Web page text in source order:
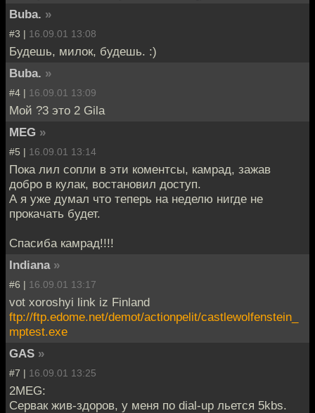
Buba. »
#3 | 16.09.01 13:08
Будешь, милок, будешь. :)
Buba. »
#4 | 16.09.01 13:09
Мой ?3 это 2 Gila
MEG »
#5 | 16.09.01 13:14
Пока лил сопли в эти коментсы, камрад, зажав
добро в кулак, востановил доступ.
А я уже думал что теперь на неделю нигде не
прокачать будет.
Спасиба камрад!!!!
Indiana »
#6 | 16.09.01 13:17
vot xoroshyi link iz Finland
ftp://ftp.edome.net/demot/actionpelit/castlewolfenstein_
mptest.exe
GAS »
#7 | 16.09.01 13:25
2MEG:
Сервак жив-здоров, у меня по dial-up льется 5kbs.